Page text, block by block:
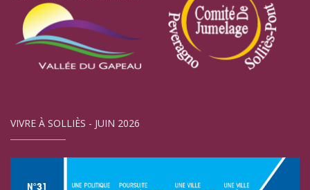
VIVRE À SOLLIÈS - JUIN 2026